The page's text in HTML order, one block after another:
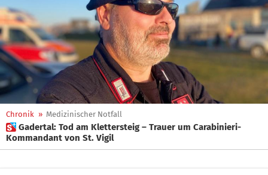
Chronik » Medizinischer Notfall
 Gadertal: Tod am Klettersteig – Trauer um Carabinieri-
Kommandant von St. Vigil